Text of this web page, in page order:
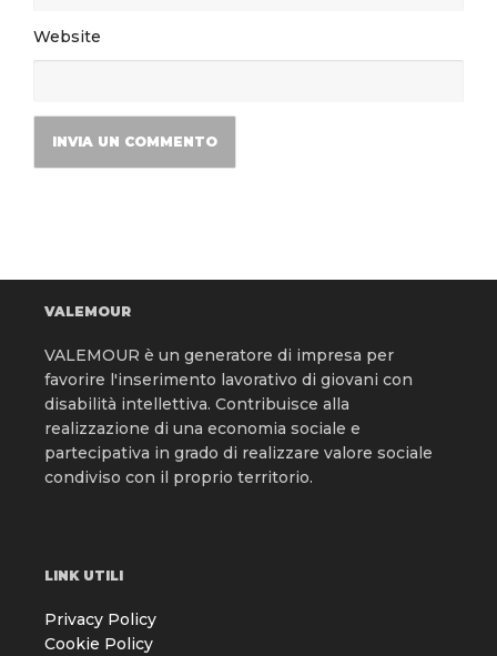
Website
VALEMOUR
VALEMOUR è un generatore di impresa per
favorire l'inserimento lavorativo di giovani con
disabilità intellettiva. Contribuisce alla
realizzazione di una economia sociale e
partecipativa in grado di realizzare valore sociale
condiviso con il proprio territorio.
LINK UTILI
Privacy Policy
Cookie Policy